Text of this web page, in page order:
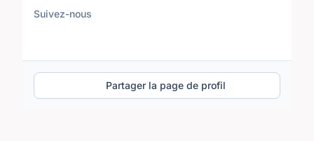
Suivez-nous
Partager la page de profil